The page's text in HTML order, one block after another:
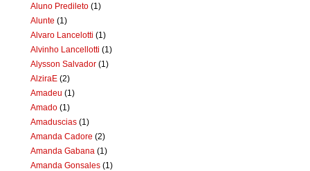
Aluno Predileto (1)
Alunte (1)
Alvaro Lancelotti (1)
Alvinho Lancellotti (1)
Alysson Salvador (1)
AlziraE (2)
Amadeu (1)
Amado (1)
Amaduscias (1)
Amanda Cadore (2)
Amanda Gabana (1)
Amanda Gonsales (1)